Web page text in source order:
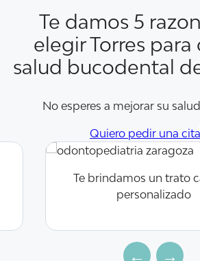
Te damos 5
elegir Torres para
salud bucodental
No esperes a mejorar su
Quiero pedir una cita
Te brindamos un trato
personalizado